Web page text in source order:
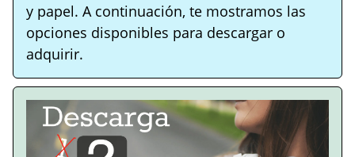
y papel. A continuación, te mostramos las
opciones disponibles para descargar o
adquirir.